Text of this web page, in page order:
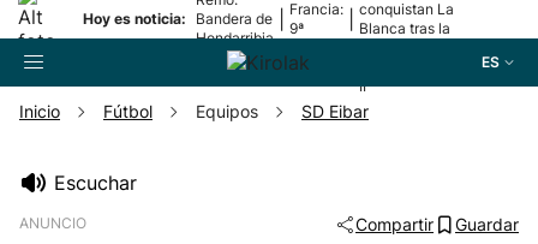
Hoy es noticia:
Bandera de
Hondarribia
Francia:
9ª
conquistan La
Blanca tras la
II
ES
Inicio Fútbol Equipos SD Eibar
Escuchar
ANUNCIO Compartir Guardar